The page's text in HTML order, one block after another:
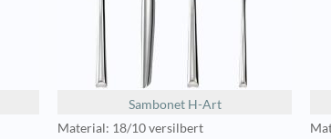
Sambonet H-Art
Material: 18/10 versilbert